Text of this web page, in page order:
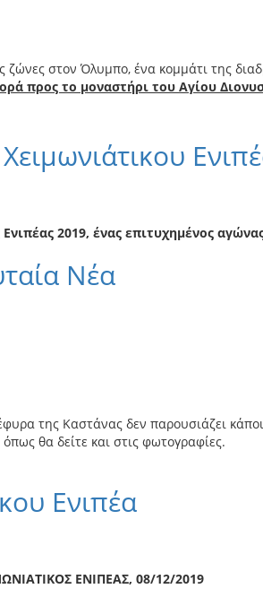
στον Όλυμπο, ένα κομμάτι της
προς το μοναστήρι του Αγίου
2019, ένας επιτυχημένος
Νέα
της Καστάνας δεν παρουσιάζει
θα δείτε και στις φωτογραφίες.
Ενιπέα
ΕΝΙΠΕΑΣ, 08/12/2019